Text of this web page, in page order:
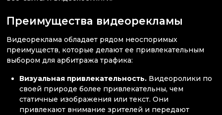
Преимущества видеорекламы
Видеореклама обладает рядом неоспоримых
преимуществ, которые делают ее привлекательным
выбором для арбитража трафика:
Визуальная привлекательность. Видеоролики по
своей природе более привлекательны, чем
статичные изображения или текст. Они
привлекают внимание зрителей и передают